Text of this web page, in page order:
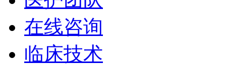
在线咨询
临床技术